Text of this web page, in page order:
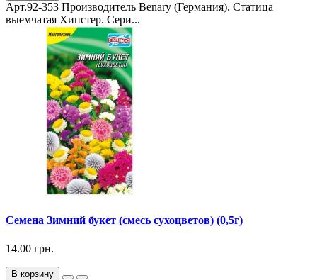
Арт.92-353 Производитель Benary (Германия). Статица
выемчатая Хипстер. Сери...
Семена Зимний букет (смесь сухоцветов) (0,5г)
14.00 грн.
В корзину